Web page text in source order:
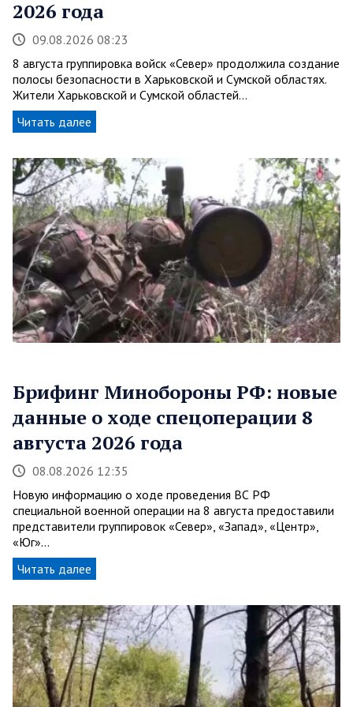
2026 года
09.08.2026 08:23
8 августа группировка войск «Север» продолжила создание
полосы безопасности в Харьковской и Сумской областях.
Жители Харьковской и Сумской областей…
Читать далее
Брифинг Минобороны РФ: новые
данные о ходе спецоперации 8
августа 2026 года
08.08.2026 12:35
Новую информацию о ходе проведения ВС РФ
специальной военной операции на 8 августа предоставили
представители группировок «Север», «Запад», «Центр»,
«Юг»…
Читать далее